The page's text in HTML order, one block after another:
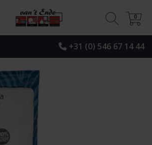
+31 (0) 546 67 14 44
0
0